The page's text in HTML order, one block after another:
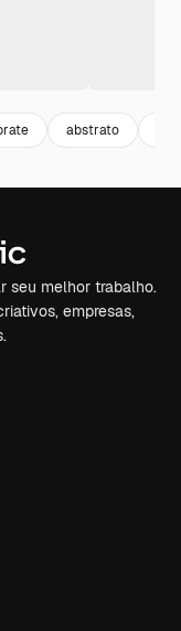
abstrato
seu melhor trabalho.
empresas,